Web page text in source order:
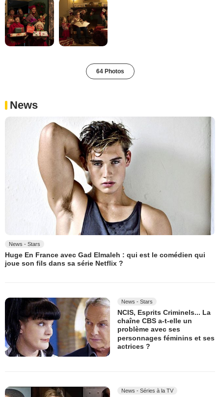
64 Photos
News
News - Stars
Huge En France avec Gad Elmaleh : qui est le comédien qui
joue son fils dans sa série Netflix ?
News - Stars
NCIS, Esprits Criminels... La
chaîne CBS a-t-elle un
problème avec ses
personnages féminins et ses
actrices ?
News - Séries à la TV